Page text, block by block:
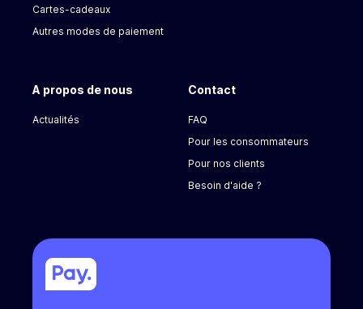
Cartes-cadeaux
Autres modes de paiement
A propos de nous
Actualités
Contact
FAQ
Pour les consommateurs
Pour nos clients
Besoin d'aide ?